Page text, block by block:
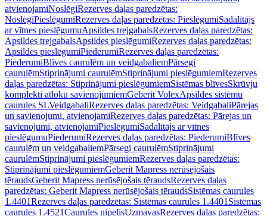
atvienojamiNoslēgiRezerves daļas paredzētas:
NoslēgiPieslēgumiRezerves daļas paredzētas: PieslēgumiSadalītājs
ar vītnes pieslēgumuApsildes trejgabalsRezerves daļas paredzētas:
Apsildes trejgabalsApsildes pieslēgumiRezerves daļas paredzētas:
Apsildes pieslēgumiPiederumiRezerves daļas paredzētas:
PiederumiBlīves caurulēm un veidgabaliemPārsegi
caurulēmStiprinājumi caurulēmStiprinājumi pieslēgumiemRezerves
daļas paredzētas: Stiprinājumi pieslēgumiemSistēmas blīvesSkrūvju
komplekti atloku savienojumiemGeberit VolexApsildes sistēmu
caurules SLVeidgabaliRezerves daļas paredzētas: VeidgabaliPārejas
un savienojumi, atvienojamiRezerves daļas paredzētas: Pārejas un
savienojumi, atvienojamiPieslēgumiSadalītājs ar vītnes
pieslēgumuPiederumiRezerves daļas paredzētas: PiederumiBlīves
caurulēm un veidgabaliemPārsegi caurulēmStiprinājumi
caurulēmStiprinājumi pieslēgumiemRezerves daļas paredzētas:
Stiprinājumi pieslēgumiemGeberit Mapress nerūsējošais
tēraudsGeberit Mapress nerūsējošais tēraudsRezerves daļas
paredzētas: Geberit Mapress nerūsējošais tēraudsSistēmas caurules
1.4401Rezerves daļas paredzētas: Sistēmas caurules 1.4401 Sistēmas
caurules 1.4521Caurules nipelisUzmavasRezerves daļas paredzētas: